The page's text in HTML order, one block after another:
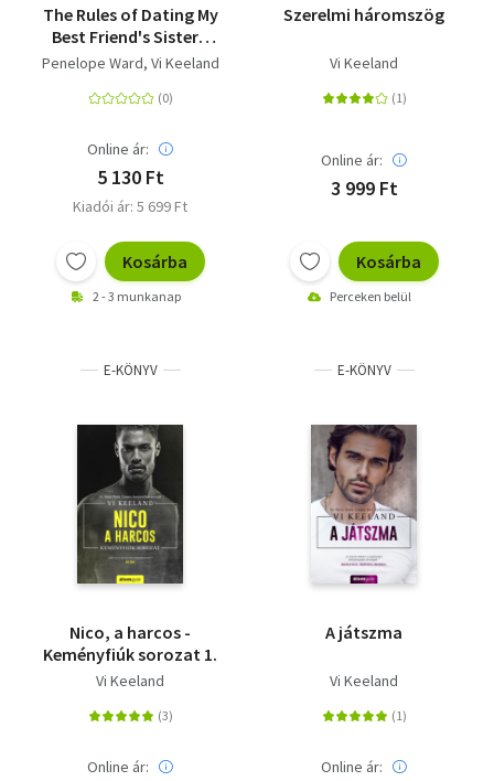
The Rules of Dating My
Best Friend's Sister -
Hogyan randizz a
húgával? - Hogyan
Penelope Ward Vi Keeland
Online ár:
5 130 Ft
Kiadói ár: 5 699 Ft
Kosárba
2 - 3 munkanap
Szerelmi háromszög
Vi Keeland
Online ár:
3 999 Ft
Kosárba
Perceken belül
E-KÖNYV
Nico, a harcos -
Keményfiúk sorozat 1.
Vi Keeland
Online ár:
E-KÖNYV
A játszma
Vi Keeland
Online ár: